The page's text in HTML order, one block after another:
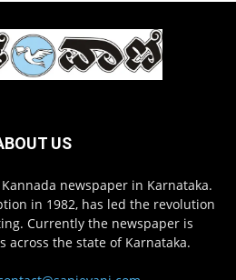
US
newspaper in Karnataka.
in 1982, has led the revolution
Currently the newspaper is
across the state of Karnataka.